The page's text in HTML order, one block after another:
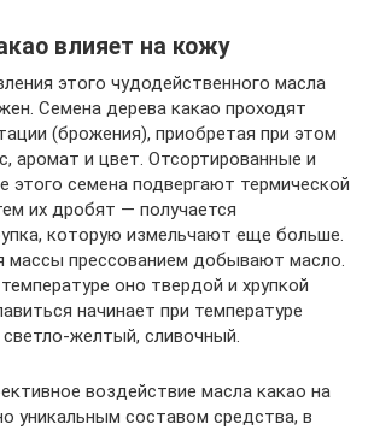
влияет на кожу
этого чудодейственного масла
Семена дерева какао проходят
(брожения), приобретая при этом
аромат и цвет. Отсортированные и
этого семена подвергают термической
их дробят — получается
которую измельчают еще больше.
массы прессованием добывают масло.
оно твердой и хрупкой
начинает при температуре
желтый, сливочный.
воздействие масла какао на
уникальным составом средства, в